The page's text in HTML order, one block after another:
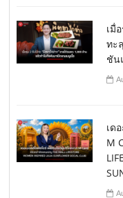
เมื่
ทะ
ชัน
เด
M